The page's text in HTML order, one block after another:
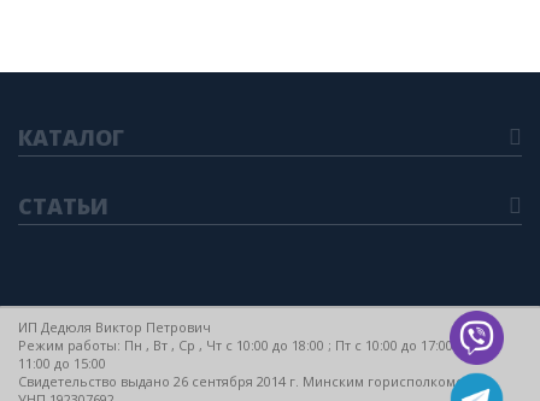
КАТАЛОГ
СТАТЬИ
ИП Дедюля Виктор Петрович
Режим работы: Пн , Вт , Ср , Чт c 10:00 до 18:00 ; Пт c 10:00 до 17:00 ; Сб c
11:00 до 15:00
Свидетельство выдано 26 сентября 2014 г. Минским горисполкомом